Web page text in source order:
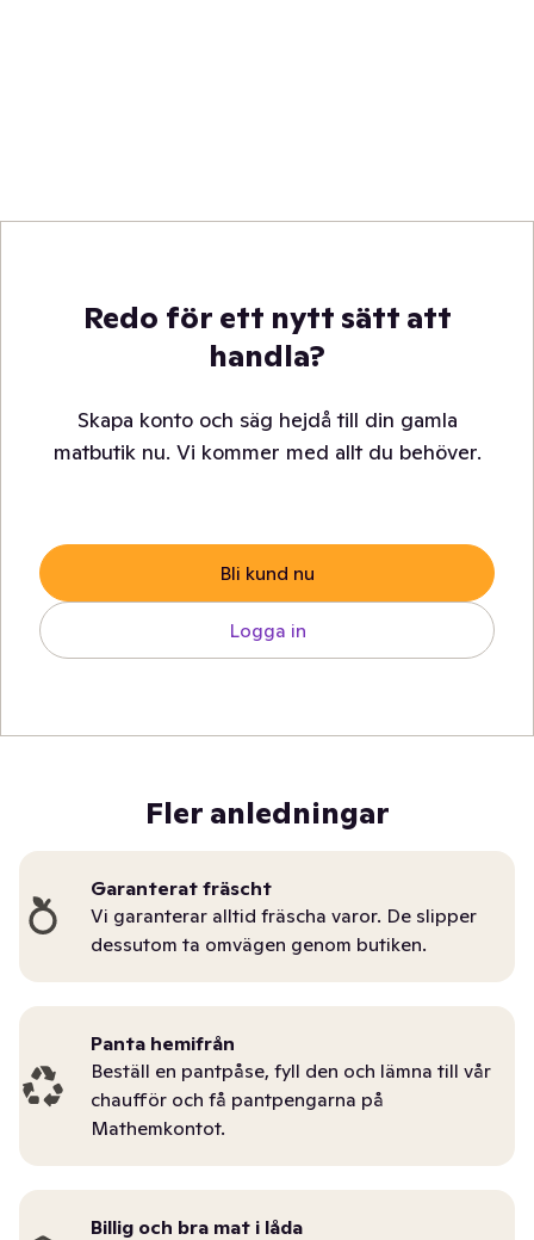
Redo för ett nytt sätt att
handla?
Skapa konto och säg hejdå till din gamla
matbutik nu. Vi kommer med allt du behöver.
Bli kund nu
Logga in
Fler anledningar
Garanterat fräscht
Vi garanterar alltid fräscha varor. De slipper
dessutom ta omvägen genom butiken.
Panta hemifrån
Beställ en pantpåse, fyll den och lämna till vår
chaufför och få pantpengarna på
Mathemkontot.
Billig och bra mat i låda